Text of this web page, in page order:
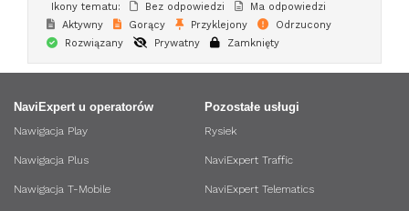
Ikony tematu: Bez odpowiedzi
Ma odpowiedzi
Aktywny
Gorący Przyklejony
Odrzucony
Rozwiązany
Prywatny Zamknięty
NaviExpert u operatorów
Nawigacja Play
Nawigacja Plus
Nawigacja T-Mobile
Pozostałe usługi
Rysiek
NaviExpert Traffic
NaviExpert Telematics